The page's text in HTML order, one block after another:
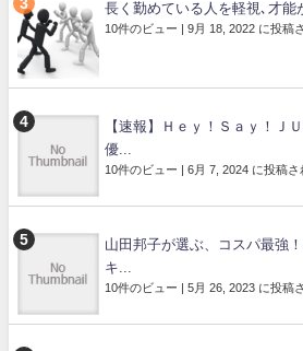
長く勤めている人を軽視､才能
10件のビュー | 9月 18, 2022 に投稿
【速報】Ｈｅｙ！Ｓａｙ！Ｊ
優...
10件のビュー | 6月 7, 2024 に投稿さ
山田邦子が選ぶ、コスパ最強
キ...
10件のビュー | 5月 26, 2023 に投稿